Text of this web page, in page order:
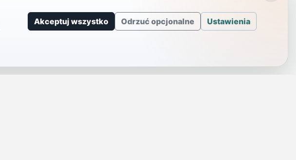
Akceptuj wszystko Odrzuć opcjonalne Ustawienia